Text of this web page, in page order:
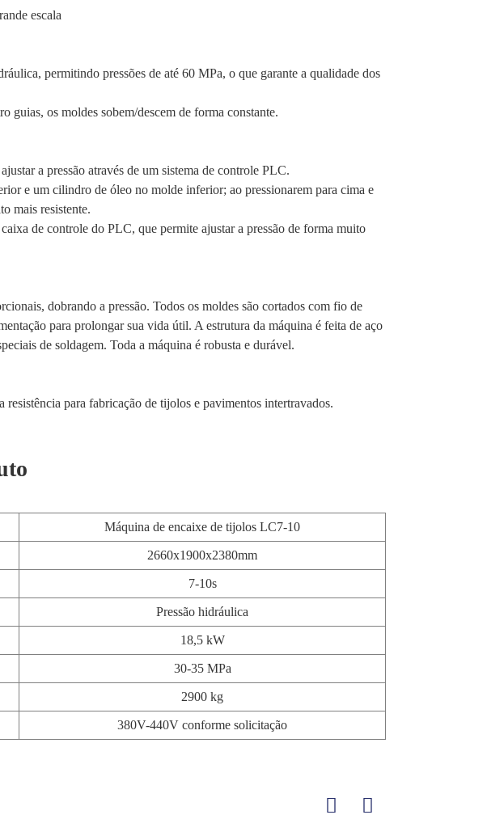
escala
permitindo pressões de até 60 MPa, o que garante a qualidade dos
guias, os moldes sobem/descem de forma constante.
a pressão através de um sistema de controle PLC.
e um cilindro de óleo no molde inferior; ao pressionarem para cima e
mais resistente.
de controle do PLC, que permite ajustar a pressão de forma muito
dobrando a pressão. Todos os moldes são cortados com fio de
para prolongar sua vida útil. A estrutura da máquina é feita de aço
de soldagem. Toda a máquina é robusta e durável.
resistência para fabricação de tijolos e pavimentos intertravados.
Máquina de encaixe de tijolos LC7-10
2660x1900x2380mm
7-10s
Pressão hidráulica
18,5 kW
30-35 MPa
2900 kg
380V-440V conforme solicitação